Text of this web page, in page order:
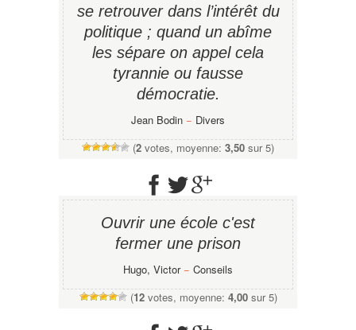
se retrouver dans l’intérêt du
politique ; quand un abîme
les sépare on appel cela
tyrannie ou fausse
démocratie.
Jean Bodin − Divers
(2 votes, moyenne: 3,50 sur 5)
Ouvrir une école c'est
fermer une prison
Hugo, Victor− Conseils
(12votes, moyenne: 4,00sur 5)